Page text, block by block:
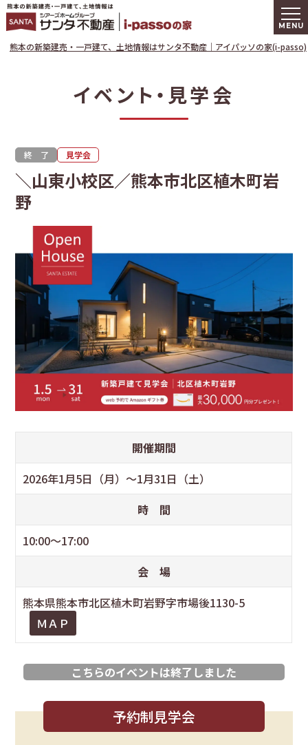
熊本の新築
熊本の新築建売・一戸建て、土地情報はサンタ不動産｜アイパッソの家(i-passo)
イベント・見学会
終 了 見学会
＼山東小校区／熊本市北区植木町岩
野
開催期間
2026年1月5日（月）～1月31日（土）
時 間
10:00～17:00
会 場
熊本県熊本市北区植木町岩野字市場後1130-5
ＭＡＰ
こちらのイベントは終了しました
予約制見学会